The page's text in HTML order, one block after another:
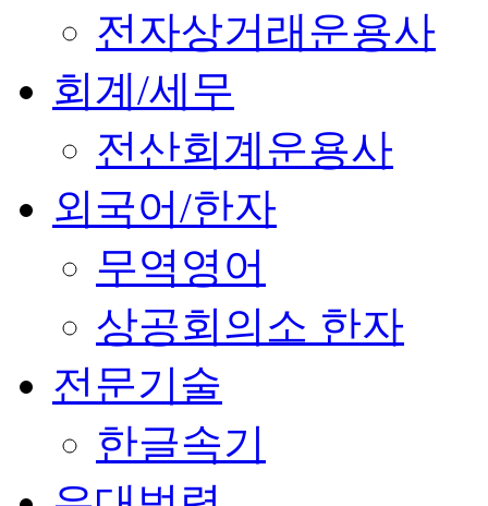
전자상거래운용사
회계/세무
전산회계운용사
외국어/한자
무역영어
상공회의소 한자
전문기술
한글속기